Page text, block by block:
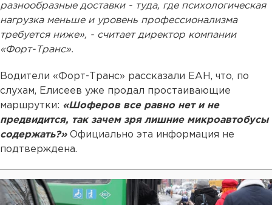
разнообразные доставки - туда, где психологическая
нагрузка меньше и уровень профессионализма
требуется ниже», - считает директор компании
«Форт-Транс».
Водители «Форт-Транс» рассказали ЕАН, что, по
слухам, Елисеев уже продал простаивающие
маршрутки: «Шоферов все равно нет и не
предвидится, так зачем зря лишние микроавтобусы
содержать?»Официально эта информация не
подтверждена.